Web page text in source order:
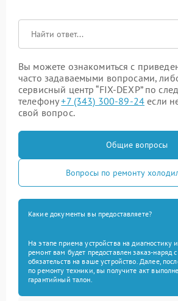
Вы можете ознакомиться с
часто задаваемыми вопросами,
сервисный центр “FIX-DEXP” по
телефону+7 (343) 300-89-24 если
свой вопрос.
Общие вопросы
Вопросы по ремонту
Какие документы вы предоставляете?
На этапе приема устройства на диагностику
ремонт вам будет предоставлен заказ-наряд
обязательств на ваше устройство. Далее,
по ремонту техники, вы получите акт
гарантийный талон.